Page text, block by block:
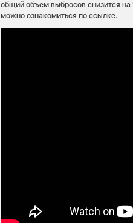
общий объем выбросов снизится
можно ознакомиться по ссылке.